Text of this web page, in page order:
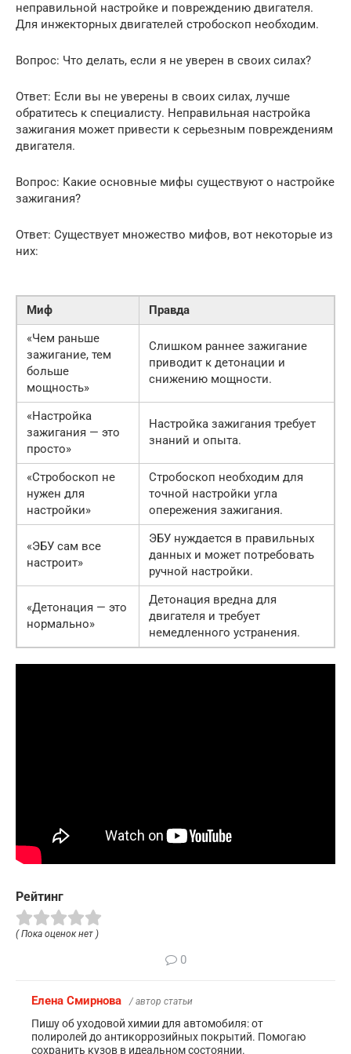
неправильной настройке и повреждению двигателя.
Для инжекторных двигателей стробоскоп необходим.
Вопрос: Что делать, если я не уверен в своих силах?
Ответ: Если вы не уверены в своих силах, лучше
обратитесь к специалисту. Неправильная настройка
зажигания может привести к серьезным повреждениям
двигателя.
Вопрос: Какие основные мифы существуют о настройке
зажигания?
Ответ: Существует множество мифов, вот некоторые из
них:
Миф
Правда
«Чем раньше
зажигание, тем
больше
мощность»
Слишком раннее зажигание
приводит к детонации и
снижению мощности.
«Настройка
зажигания — это
просто»
Настройка зажигания требует
знаний и опыта.
«Стробоскоп не
нужен для
настройки»
Стробоскоп необходим для
точной настройки угла
опережения зажигания.
«ЭБУ сам все
настроит»
ЭБУ нуждается в правильных
данных и может потребовать
ручной настройки.
«Детонация — это
нормально»
Детонация вредна для
двигателя и требует
немедленного устранения.
Рейтинг
( Пока оценок нет )
0
Елена Смирнова / автор статьи
Пишу об уходовой химии для автомобиля: от
полиролей до антикоррозийных покрытий. Помогаю
сохранить кузов в идеальном состоянии.